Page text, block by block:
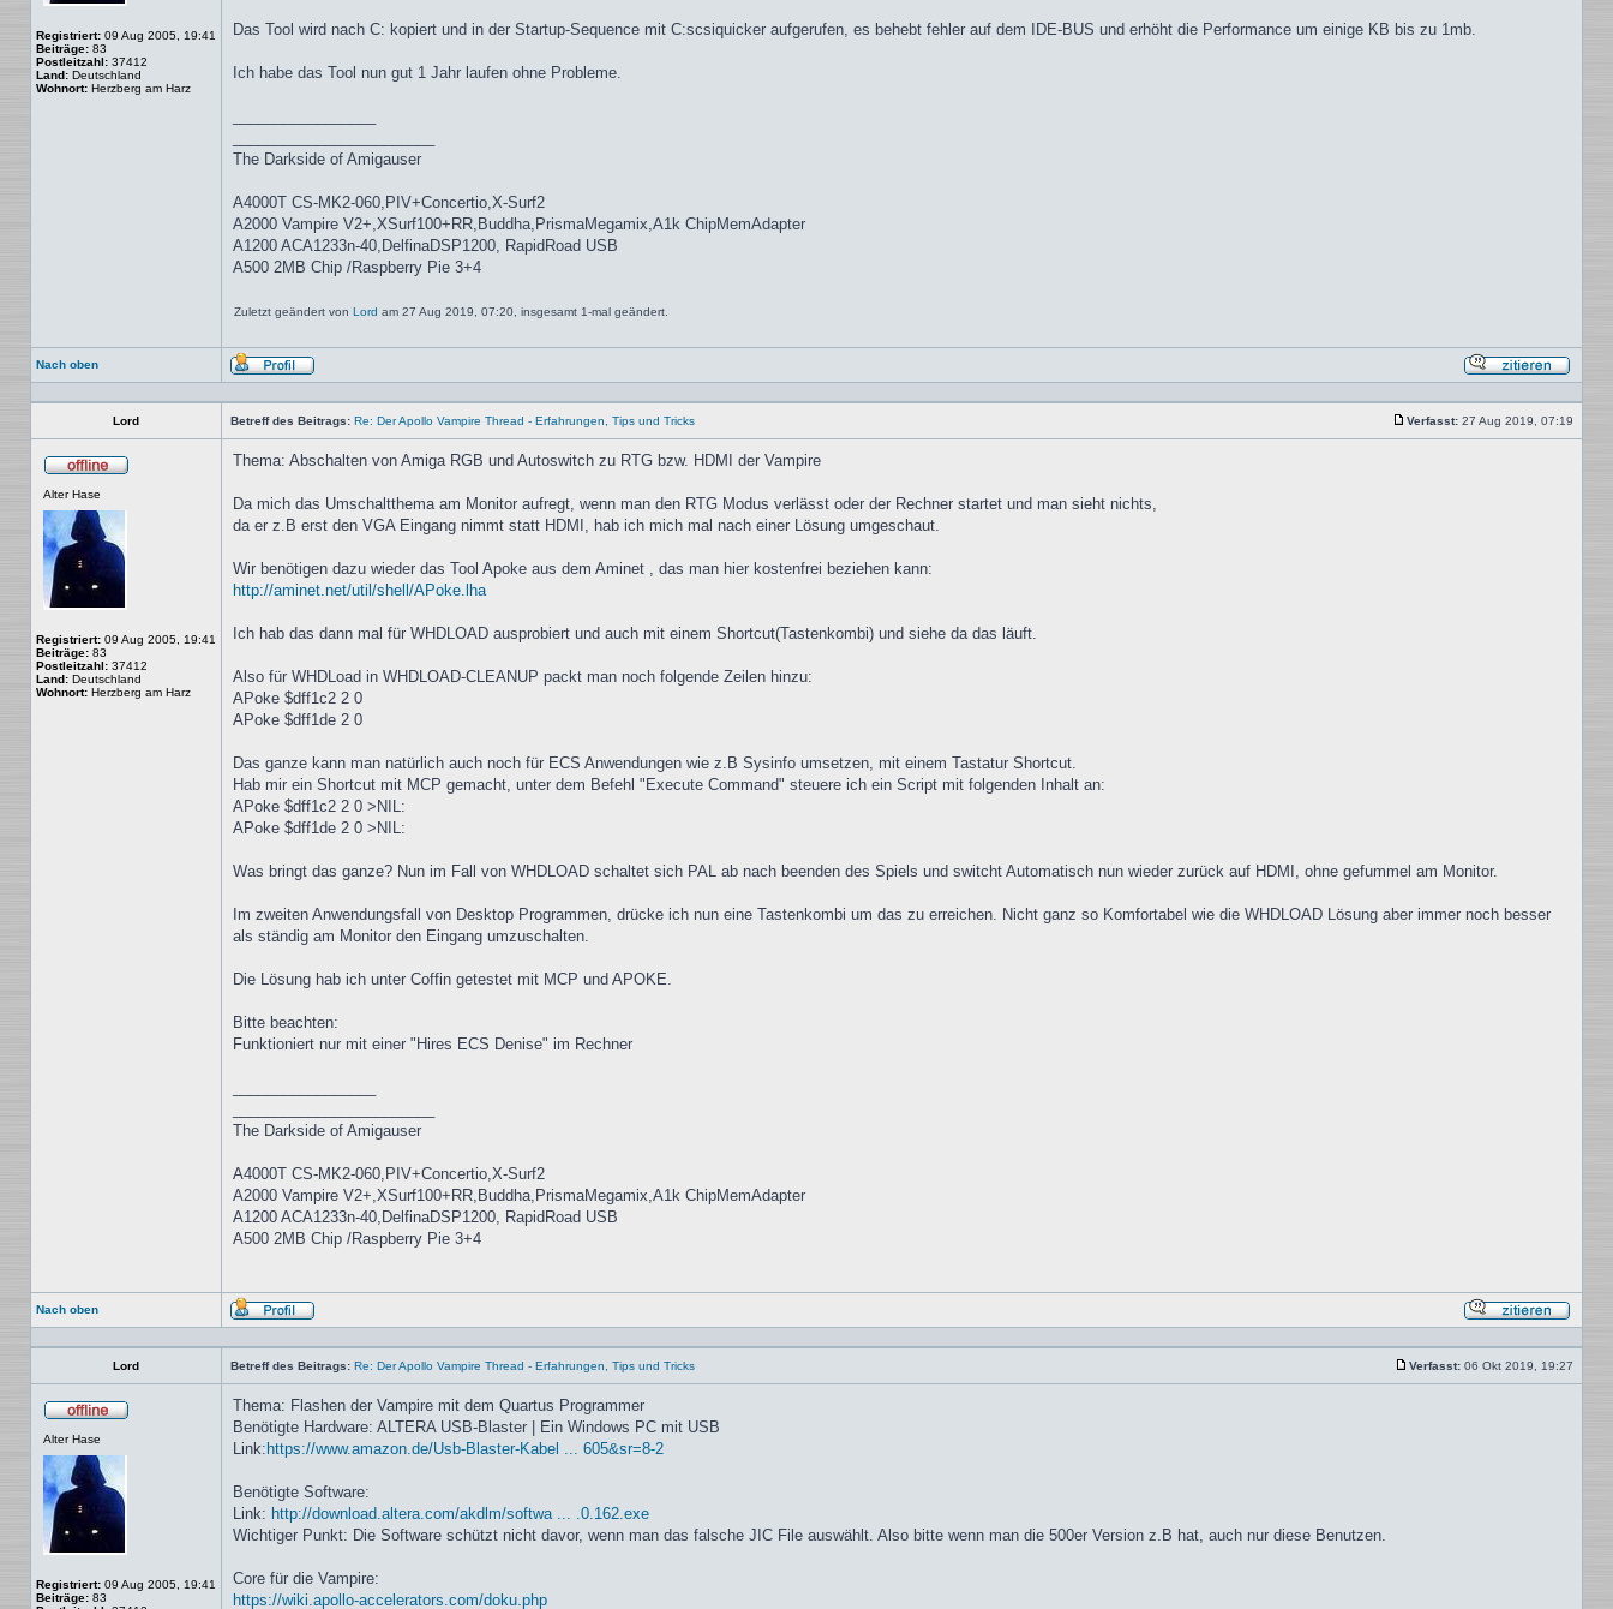
Registriert: 09 Aug 2005, 19:41
Beiträge: 83
Postleitzahl: 37412
Land: Deutschland
Wohnort: Herzberg am Harz
Das Tool wird nach C: kopiert und in der Startup-Sequence mit C:scsiquicker aufgerufen, es behebt fehler auf dem IDE-BUS und erhöht die Performance um einige KB bis zu 1mb.
Ich habe das Tool nun gut 1 Jahr laufen ohne Probleme.
The Darkside of Amigauser
A4000T CS-MK2-060,PIV+Concertio,X-Surf2
A2000 Vampire V2+,XSurf100+RR,Buddha,PrismaMegamix,A1k ChipMemAdapter
A1200 ACA1233n-40,DelfinaDSP1200, RapidRoad USB
A500 2MB Chip /Raspberry Pie 3+4
Zuletzt geändert von Lord am 27 Aug 2019, 07:20, insgesamt 1-mal geändert.
Nach oben
Profil
Mit
Lord
Betreff des Beitrags: Re: Der Apollo Vampire Thread - Erfahrungen, Tips und Tricks
Verfasst: 27 Aug 2019, 07:19
Alter Hase
Registriert: 09 Aug 2005, 19:41
Beiträge: 83
Postleitzahl: 37412
Land: Deutschland
Wohnort: Herzberg am Harz
Thema: Abschalten von Amiga RGB und Autoswitch zu RTG bzw. HDMI der Vampire
Da mich das Umschaltthema am Monitor aufregt, wenn man den RTG Modus verlässt oder der Rechner startet und man sieht nichts,
da er z.B erst den VGA Eingang nimmt statt HDMI, hab ich mich mal nach einer Lösung umgeschaut.
Wir benötigen dazu wieder das Tool Apoke aus dem Aminet , das man hier kostenfrei beziehen kann:
http://aminet.net/util/shell/APoke.lha
Ich hab das dann mal für WHDLOAD ausprobiert und auch mit einem Shortcut(Tastenkombi) und siehe da das läuft.
Also für WHDLoad in WHDLOAD-CLEANUP packt man noch folgende Zeilen hinzu:
APoke $dff1c2 2 0
APoke $dff1de 2 0
Das ganze kann man natürlich auch noch für ECS Anwendungen wie z.B Sysinfo umsetzen, mit einem Tastatur Shortcut.
Hab mir ein Shortcut mit MCP gemacht, unter dem Befehl "Execute Command" steuere ich ein Script mit folgenden Inhalt an:
APoke $dff1c2 2 0 >NIL:
APoke $dff1de 2 0 >NIL:
Was bringt das ganze? Nun im Fall von WHDLOAD schaltet sich PAL ab nach beenden des Spiels und switcht Automatisch nun wieder zurück auf HDMI, ohne gefummel am Monitor.
Im zweiten Anwendungsfall von Desktop Programmen, drücke ich nun eine Tastenkombi um das zu erreichen. Nicht ganz so Komfortabel wie die WHDLOAD Lösung aber immer noch besser
als ständig am Monitor den Eingang umzuschalten.
Die Lösung hab ich unter Coffin getestet mit MCP und APOKE.
Bitte beachten:
Funktioniert nur mit einer "Hires ECS Denise" im Rechner
The Darkside of Amigauser
A4000T CS-MK2-060,PIV+Concertio,X-Surf2
A2000 Vampire V2+,XSurf100+RR,Buddha,PrismaMegamix,A1k ChipMemAdapter
A1200 ACA1233n-40,DelfinaDSP1200, RapidRoad USB
A500 2MB Chip /Raspberry Pie 3+4
Nach oben
Profil
Mit
Lord
Betreff des Beitrags: Re: Der Apollo Vampire Thread - Erfahrungen, Tips und Tricks
Verfasst: 06 Okt 2019, 19:27
Alter Hase
Registriert: 09 Aug 2005, 19:41
Beiträge: 83
Thema: Flashen der Vampire mit dem Quartus Programmer
Benötigte Hardware: ALTERA USB-Blaster | Ein Windows PC mit USB
Link: https://www.amazon.de/Usb-Blaster-Kabel ... 605&sr=8-2
Benötigte Software:
Link: http://download.altera.com/akdlm/softwa ... .0.162.exe
Wichtiger Punkt: Die Software schützt nicht davor, wenn man das falsche JIC File auswählt. Also bitte wenn man die 500er Version z.B hat, auch nur diese Benutzen.
Core für die Vampire:
https://wiki.apollo-accelerators.com/doku.php